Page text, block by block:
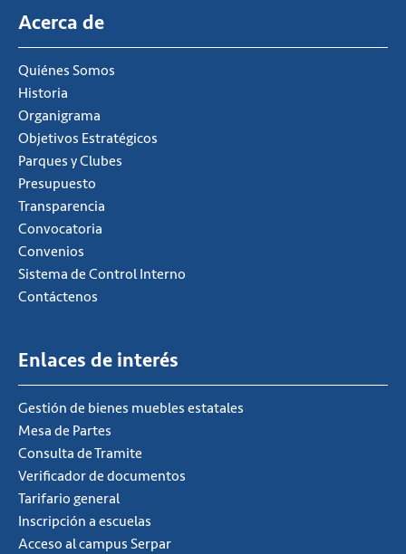
Acerca de
Quiénes Somos
Historia
Organigrama
Objetivos Estratégicos
Parques y Clubes
Presupuesto
Transparencia
Convocatoria
Convenios
Sistema de Control Interno
Contáctenos
Enlaces de interés
Gestión de bienes muebles estatales
Mesa de Partes
Consulta de Tramite
Verificador de documentos
Tarifario general
Inscripción a escuelas
Acceso al campus Serpar